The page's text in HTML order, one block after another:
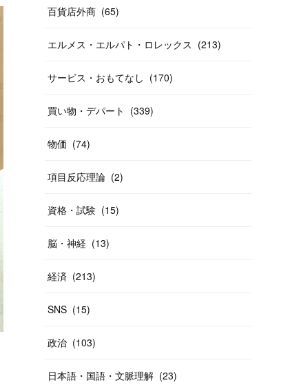
(20
(10
(40
百貨店外商 (65)
エルメス・エルパト・ロレックス (213)
サービス・おもてなし (170)
買い物・デパート (339)
物価 (74)
項目反応理論 (2)
資格・試験 (15)
脳・神経 (13)
経済 (213)
SNS (15)
政治 (103)
日本語・国語・文脈理解 (23)